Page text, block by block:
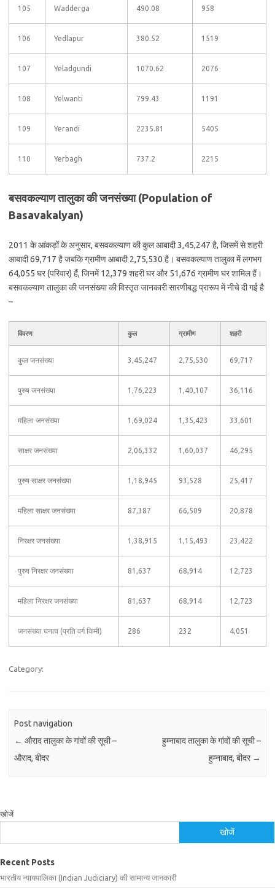
105 Wadderga 490.08 958
106 Yedlapur 380.52 1519
107 Yeladgundi 1070.62 2076
108 Yelwanti 799.43 1191
109 Yerandi 2235.81 5405
110 Yerbagh 737.2 2215
बसवकल्याण तालुका की जनसंख्या (Population of
Basavakalyan)
2011 के आंकड़ों के अनुसार, बसवकल्याण की कुल आबादी 3,45,247 है, जिसमें से शहरी
आबादी 69,717 है जबकि ग्रामीण आबादी 2,75,530 है। बसवकल्याण तालुका में लगभग
64,055 घर (परिवार) हैं, जिनमें 12,379 शहरी घर और 51,676 ग्रामीण घर शामिल हैं।
बसवकल्याण तालुका की जनसंख्या की विस्तृत जानकारी सारणीबद्ध प्रारूप में नीचे दी गई है
–
विवरण कुल ग्रामीण शहरी
कुल जनसंख्या 3,45,247 2,75,530 69,717
पुरुष जनसंख्या 1,76,223 1,40,107 36,116
महिला जनसंख्या 1,69,024 1,35,423 33,601
साक्षर जनसंख्या 2,06,332 1,60,037 46,295
पुरुष साक्षर जनसंख्या 1,18,945 93,528 25,417
महिला साक्षर जनसंख्या 87,387 66,509 20,878
निरक्षर जनसंख्या 1,38,915 1,15,493 23,422
पुरुष निरक्षर जनसंख्या 81,637 68,914 12,723
महिला निरक्षर जनसंख्या 81,637 68,914 12,723
जनसंख्या घनत्व (प्रति वर्ग किमी) 286 232 4,051
Category:
Post navigation
← औराद तालुका के गांवों की सूची –
औराद, बीदर
हुम्नाबाद तालुका के गांवों की सूची –
हुम्नाबाद, बीदर →
खोजें
खोजें
Recent Posts
भारतीय न्यायपालिका (Indian Judiciary) की सामान्य जानकारी